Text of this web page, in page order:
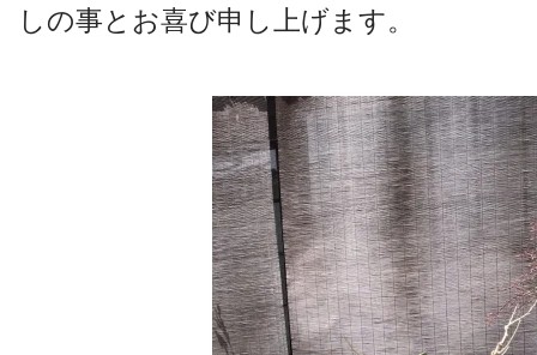
しの事とお喜び申し上げます。